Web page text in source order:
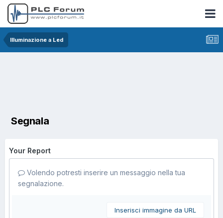
Illuminazione a Led
Segnala
Your Report
Volendo potresti inserire un messaggio nella tua
segnalazione.
Inserisci immagine da URL